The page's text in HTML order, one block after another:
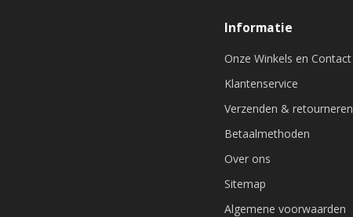
Informatie
Onze Winkels en Contact
Klantenservice
Verzenden & retourneren
Betaalmethoden
Over ons
Sitemap
Algemene voorwaarden